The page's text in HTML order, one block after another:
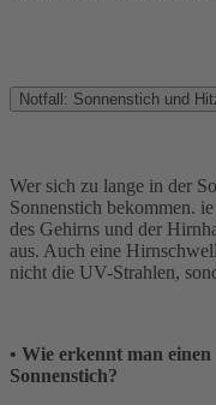
Notfall: Sonnenstich und
Wer sich zu lange in der
Sonnenstich bekommen.
des Gehirns und der
aus. Auch eine
nicht die UV-Strahlen,
• Wie erkennt man einen
Sonnenstich?